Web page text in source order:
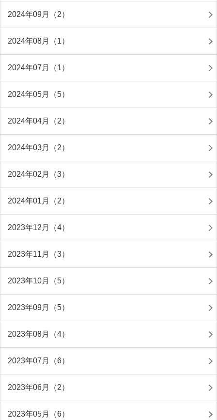
2024年09月（2）
2024年08月（1）
2024年07月（1）
2024年05月（5）
2024年04月（2）
2024年03月（2）
2024年02月（3）
2024年01月（2）
2023年12月（4）
2023年11月（3）
2023年10月（5）
2023年09月（5）
2023年08月（4）
2023年07月（6）
2023年06月（2）
2023年05月（6）